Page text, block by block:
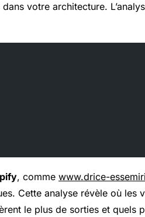
votre architecture.
, comme www.drice-
Cette analyse révèle où les
le plus de sorties et quels